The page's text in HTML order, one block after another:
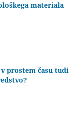
materiala
prostem času tudi